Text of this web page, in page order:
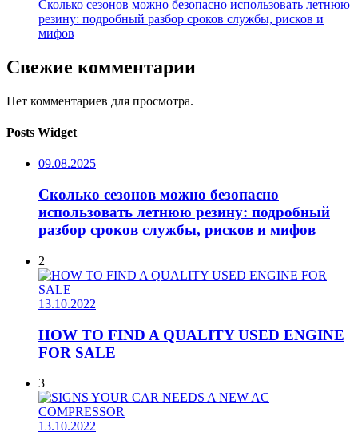
Сколько сезонов можно безопасно использовать летнюю
резину: подробный разбор сроков службы, рисков и
мифов
Свежие комментарии
Нет комментариев для просмотра.
Posts Widget
09.08.2025
Сколько сезонов можно безопасно
использовать летнюю резину: подробный
разбор сроков службы, рисков и мифов
2
13.10.2022
HOW TO FIND A QUALITY USED ENGINE
FOR SALE
3
13.10.2022